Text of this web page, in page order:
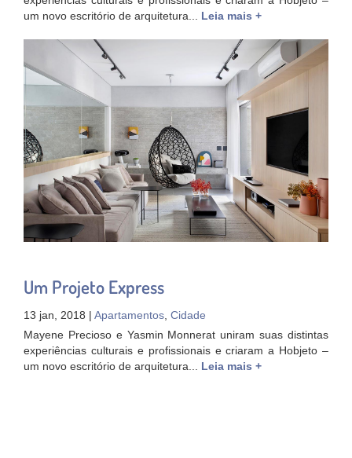
um novo escritório de arquitetura... Leia mais +
Um Projeto Express
13 jan, 2018 | Apartamentos Cidade
Mayene Precioso e Yasmin Monnerat uniram suas distintas
experiências culturais e profissionais e criaram a Hobjeto –
um novo escritório de arquitetura...
Leia mais +